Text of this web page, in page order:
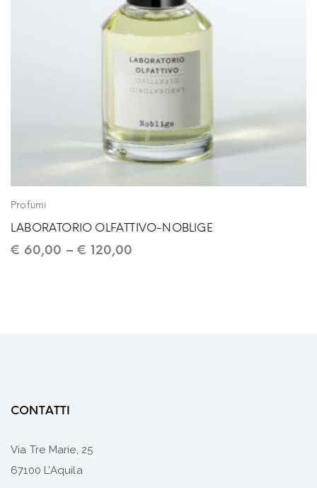
Profumi
LABORATORIO OLFATTIVO-NOBLIGE
€ 60,00 –€ 120,00
CONTATTI
Via Tre Marie, 25
67100 L’Aquila